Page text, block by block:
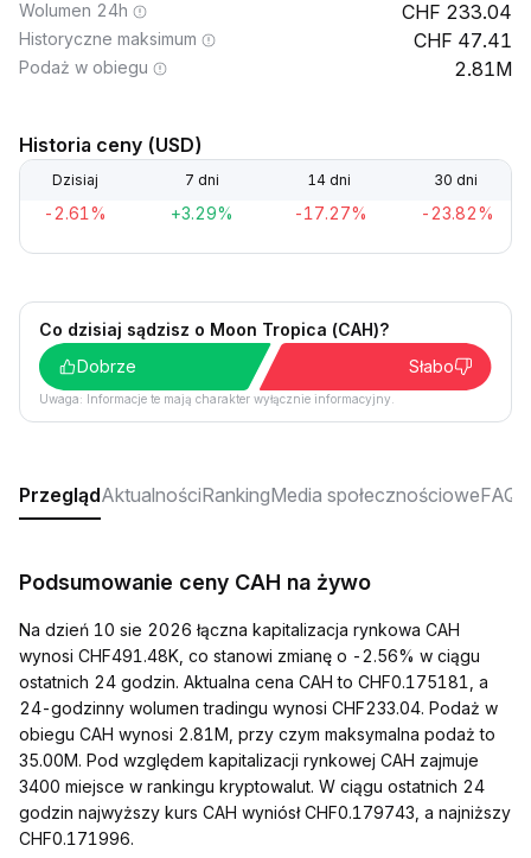
Wolumen 24h 233.04
Historyczne maksimum 47.41
Podaż w obiegu 2.81M
Historia ceny (USD)
Dzisiaj 7 dni 14 dni 30 dni
-2.61% +3.29% -17.27% -23.82%
Co dzisiaj sądzisz o Moon Tropica (CAH)?
Dobrze
Słabo
Uwaga: Informacje te mają charakter wyłącznie informacyjny.
PrzeglądAktualnościRankingMedia społecznościoweFAQ
Podsumowanie ceny CAH na żywo
Na dzień 10 sie 2026 łączna kapitalizacja rynkowa CAH
wynosi CHF491.48K, co stanowi zmianę o -2.56% w ciągu
ostatnich 24 godzin. Aktualna cena CAH to CHF0.175181, a
24-godzinny wolumen tradingu wynosi CHF233.04. Podaż w
obiegu CAH wynosi 2.81M, przy czym maksymalna podaż to
35.00M. Pod względem kapitalizacji rynkowej CAH zajmuje
3400 miejsce w rankingu kryptowalut. W ciągu ostatnich 24
godzin najwyższy kurs CAH wyniósł CHF0.179743, a najniższy
CHF0.171996.